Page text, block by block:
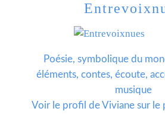
Poésie, symbolique du
éléments, contes, écoute,
musique
Voir le profil deVivianesur le